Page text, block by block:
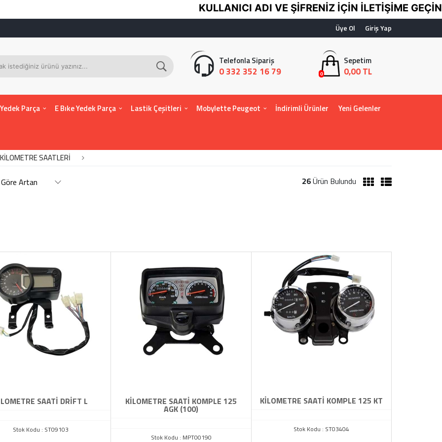
KULLANICI ADI VE ŞİFRENİZ İÇİN İLETİŞİME GEÇİNİZ0
Giriş Yap
Üye Ol
Telefonla Sipariş
0 332 352 16 79 0
Sepetim
0,00 TL
Parça E Bıke Yedek Parça Lastik Çeşitleri Mobylette Peugeot İndirimli Ürünler Yeni Gelenler
KİLOMETRE SAATLERİ
26Ürün Bulundu
SAATİ DRİFT L
Stok Kodu : ST09103
KİLOMETRE SAATİ KOMPLE 125
AGK (100)
Stok Kodu : MPT00190
KİLOMETRE SAATİ KOMPLE 125 KT
Stok Kodu : ST03404